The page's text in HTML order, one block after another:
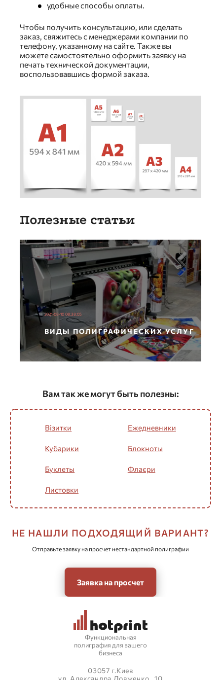
удобные способы оплаты.
Чтобы получить консультацию, или сделать
заказ, свяжитесь с менеджерами компании по
телефону, указанному на сайте. Также вы
можете самостоятельно оформить заявку на
печать технической документации,
воспользовавшись формой заказа.
Полезные статьи
2021-08-10 08:38:05
ВИДЫ ПОЛИГРАФИЧЕСКИХ УСЛУГ
Вам так же могут быть полезны:
Візитки
Кубарики
Буклеты
Листовки
Ежедневники
Блокноты
Флаєри
НЕ НАШЛИ ПОДХОДЯЩИЙ ВАРИАНТ?
Отправьте заявку на просчет нестандартной полиграфии
Заявка на просчет
Функциональная
полиграфия для вашего
бизнеса
03057 г.Киев